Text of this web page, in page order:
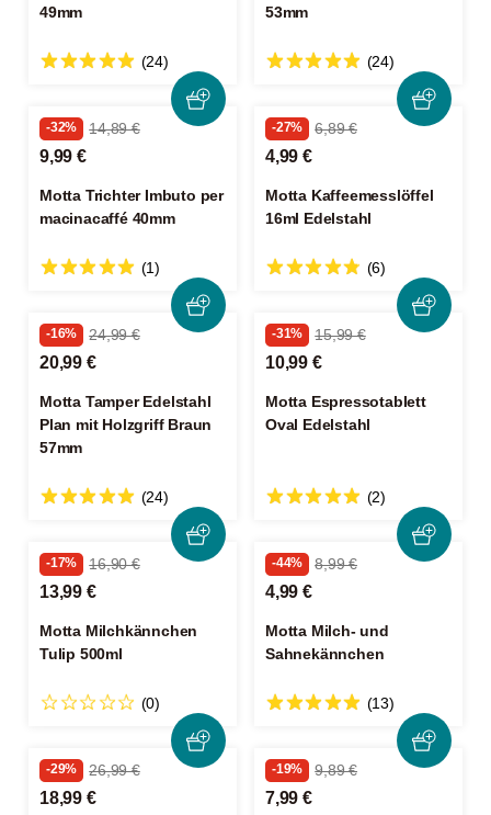
49mm
(24)
53mm
(24)
-32% 14,89 €
9,99 €
Motta Trichter Imbuto per
macinacaffé 40mm
(1)
-27% 6,89 €
4,99 €
Motta Kaffeemesslöffel
16ml Edelstahl
(6)
-16% 24,99 €
20,99 €
Motta Tamper Edelstahl
Plan mit Holzgriff Braun
57mm
(24)
-31% 15,99 €
10,99 €
Motta Espressotablett
Oval Edelstahl
(2)
-17% 16,90 €
13,99 €
Motta Milchkännchen
Tulip 500ml
(0)
-44% 8,99 €
4,99 €
Motta Milch- und
Sahnekännchen
(13)
-29% 26,99 €
18,99 €
-19% 9,89 €
7,99 €